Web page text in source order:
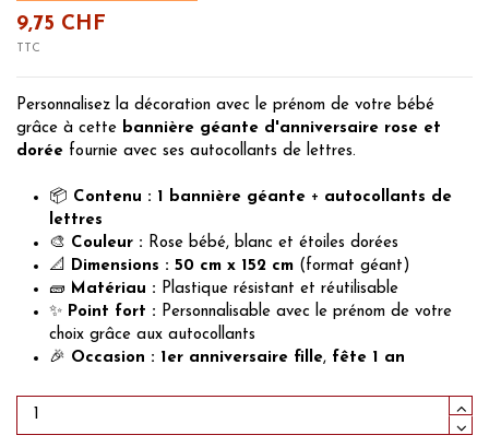
9,75 CHF
TTC
Personnalisez la décoration avec le prénom de votre bébé
grâce à cette bannière géante d'anniversaire rose et
dorée fournie avec ses autocollants de lettres.
📦 Contenu : 1 bannière géante + autocollants de
lettres
🎨 Couleur : Rose bébé, blanc et étoiles dorées
📐
Dimensions : 50 cm x 152 cm (format géant)
🧱 Matériau : Plastique résistant et réutilisable
✨ Point fort : Personnalisable avec le prénom de votre
choix grâce aux autocollants
🎉 Occasion : 1er anniversaire fille, fête 1 an